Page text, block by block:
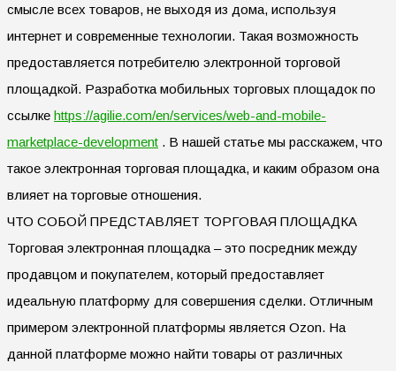
смысле всех товаров, не выходя из дома, используя
интернет и современные технологии. Такая возможность
предоставляется потребителю электронной торговой
площадкой. Разработка мобильных торговых площадок по
ссылке https://agilie.com/en/services/web-and-mobile-
marketplace-development . В нашей статье мы расскажем, что
такое электронная торговая площадка, и каким образом она
влияет на торговые отношения.
ЧТО СОБОЙ ПРЕДСТАВЛЯЕТ ТОРГОВАЯ ПЛОЩАДКА
Торговая электронная площадка – это посредник между
продавцом и покупателем, который предоставляет
идеальную платформу для совершения сделки. Отличным
примером электронной платформы является Ozon. На
данной платформе можно найти товары от различных